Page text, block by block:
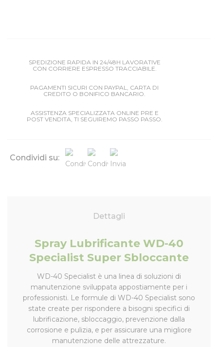
SPEDIZIONE RAPIDA IN 24/48H LAVORATIVE
CON CORRIERE ESPRESSO TRACCIABILE.
PAGAMENTI SICURI CON PAYPAL, CARTA DI
CREDITO O BONIFICO BANCARIO.
ASSISTENZA SPECIALIZZATA ONLINE PRE E
POST VENDITA, TI SEGUIREMO PASSO PASSO.
Condividi su:
Dettagli
Spray Lubrificante WD-40
Specialist Super Sbloccante
WD-40 Specialist è una linea di soluzioni di
manutenzione sviluppata appostiamente per i
professionisti. Le formule di WD-40 Specialist sono
state create per rispondere a bisogni specifici di
lubrificazione, sbloccaggio, prevenzione dalla
corrosione e pulizia, e per assicurare una migliore
manutenzione delle attrezzature.